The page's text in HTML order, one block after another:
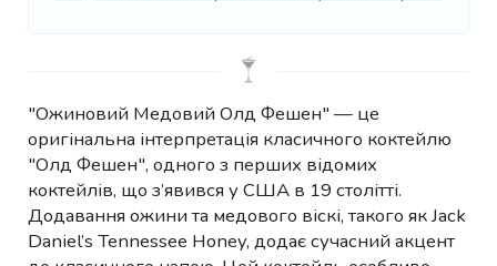
"Ожиновий Медовий Олд Фешен" — це
оригінальна інтерпретація класичного коктейлю
"Олд Фешен", одного з перших відомих
коктейлів, що з’явився у США в 19 столітті.
Додавання ожини та медового віскі, такого як Jack
Daniel’s Tennessee Honey, додає сучасний акцент